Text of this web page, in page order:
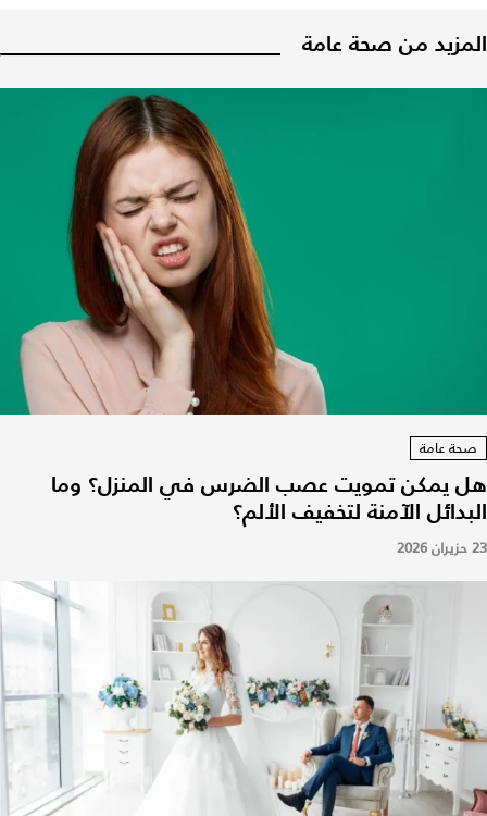
المزيد من صحة عامة
صحة عامة
هل يمكن تمويت عصب الضرس في المنزل؟ وما
البدائل الآمنة لتخفيف الألم؟
23 حزيران 2026